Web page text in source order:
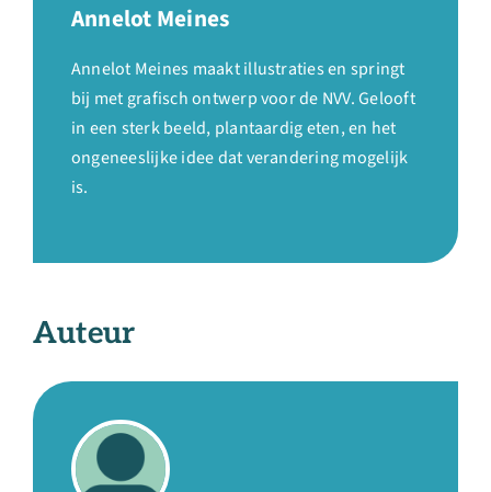
Annelot Meines
Annelot Meines maakt illustraties en springt
bij met grafisch ontwerp voor de NVV. Gelooft
in een sterk beeld, plantaardig eten, en het
ongeneeslijke idee dat verandering mogelijk
is.
Auteur